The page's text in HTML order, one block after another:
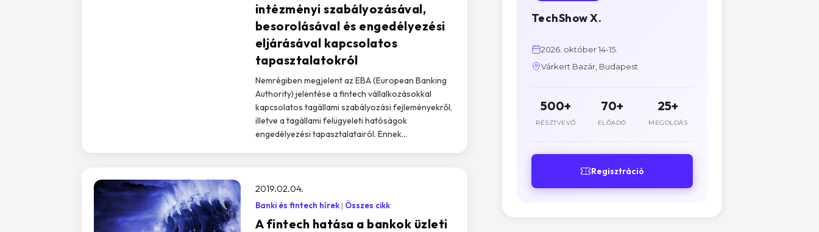
intézményi szabályozásával,
besorolásával és engedélyezési
eljárásával kapcsolatos
tapasztalatokról
Nemrégiben megjelent az EBA (European Banking
Authority) jelentése a fintech vállalkozásokkal
kapcsolatos tagállami szabályozási fejleményekről,
illetve a tagállami felügyeleti hatóságok
engedélyezési tapasztalatairól. Ennek...
A fintech hatása a bankok üzleti
2019.02.04.
Banki és fintech hírek Összes cikk
TechShow X.
2026. október 14-15.
Várkert Bazár, Budapest
500+
RÉSZTVEVŐ
70+
ELŐADÓ
25+
MEGOLDÁS
Regisztráció